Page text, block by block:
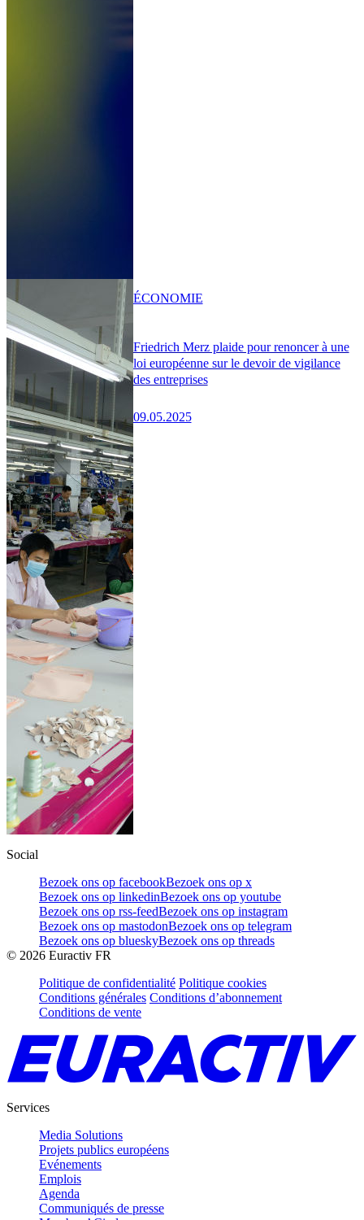
Friedrich Merz plaide pour renoncer à une
loi européenne sur le devoir de vigilance
des entreprises
09.05.2025
ÉCONOMIE
Social
Bezoek ons op facebookBezoek ons op x
Bezoek ons op linkedinBezoek ons op youtube
Bezoek ons op rss-feedBezoek ons op instagram
Bezoek ons op mastodonBezoek ons op telegram
Bezoek ons op blueskyBezoek ons op threads
© 2026 Euractiv FR
Politique de confidentialité Politique cookies
Conditions générales Conditions d’abonnement
Conditions de vente
Services
Media Solutions
Projets publics européens
Evénements
Emplois
Agenda
Communiqués de presse